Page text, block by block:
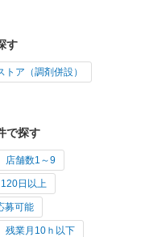
す
トア（調剤併設）
で探す
店舗数1～9
日以上
募可能
残業月10ｈ以下